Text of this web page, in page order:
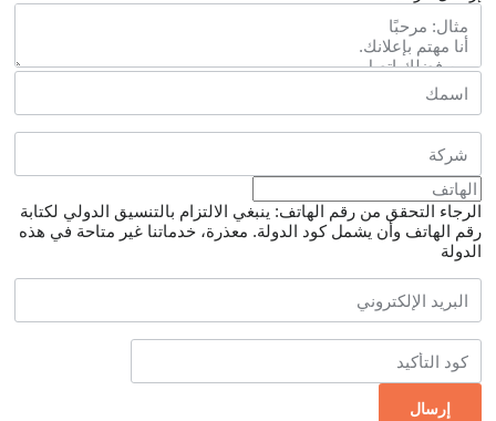
الرجاء التحقق من رقم الهاتف: ينبغي الالتزام بالتنسيق الدولي لكتابة
رقم الهاتف وأن يشمل كود الدولة. معذرة، خدماتنا غير متاحة في هذه
الدولة